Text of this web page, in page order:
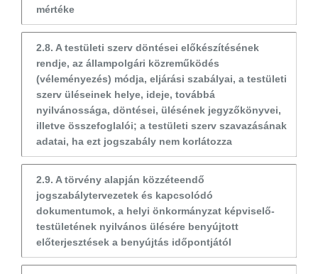
mértéke
2.8. A testületi szerv döntései előkészítésének
rendje, az állampolgári közreműködés
(véleményezés) módja, eljárási szabályai, a testületi
szerv üléseinek helye, ideje, továbbá
nyilvánossága, döntései, ülésének jegyzőkönyvei,
illetve összefoglalói; a testületi szerv szavazásának
adatai, ha ezt jogszabály nem korlátozza
2.9. A törvény alapján közzéteendő
jogszabálytervezetek és kapcsolódó
dokumentumok, a helyi önkormányzat képviselő-
testületének nyilvános ülésére benyújtott
előterjesztések a benyújtás időpontjától